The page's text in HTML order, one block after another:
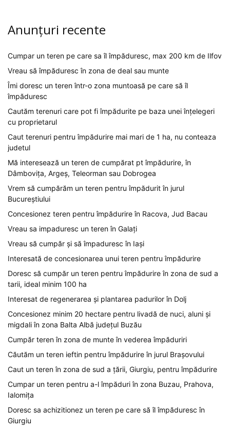
Anunțuri recente
Cumpar un teren pe care sa îl împăduresc, max 200 km de Ilfov
Vreau să împăduresc în zona de deal sau munte
Îmi doresc un teren într-o zona muntoasă pe care să îl
împăduresc
Cautăm terenuri care pot fi împădurite pe baza unei înțelegeri
cu proprietarul
Caut terenuri pentru împădurire mai mari de 1 ha, nu conteaza
judetul
Mă interesează un teren de cumpărat pt împădurire, în
Dâmbovița, Argeș, Teleorman sau Dobrogea
Vrem să cumpărăm un teren pentru împădurit în jurul
Bucureștiului
Concesionez teren pentru împădurire în Racova, Jud Bacau
Vreau sa impaduresc un teren în Galați
Vreau să cumpăr și să împaduresc în Iași
Interesată de concesionarea unui teren pentru împădurire
Doresc să cumpăr un teren pentru împădurire în zona de sud a
tarii, ideal minim 100 ha
Interesat de regenerarea și plantarea padurilor în Dolj
Concesionez minim 20 hectare pentru livadă de nuci, aluni și
migdali în zona Balta Albă județul Buzău
Cumpăr teren în zona de munte în vederea împăduriri
Căutăm un teren ieftin pentru împădurire în jurul Brașovului
Caut un teren în zona de sud a țării, Giurgiu, pentru împădurire
Cumpar un teren pentru a-l împăduri în zona Buzau, Prahova,
Ialomița
Doresc sa achizitionez un teren pe care să îl împăduresc în
Giurgiu